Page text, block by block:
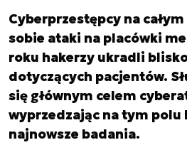
Cyberprzestępcy na
sobie ataki na placówki
roku hakerzy ukradli
dotyczących pacjentów.
się głównym celem
wyprzedzając na tym polu
najnowsze badania.